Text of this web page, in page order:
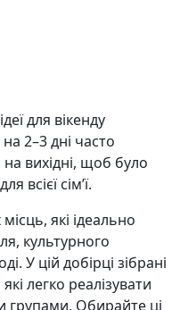
2–3 дні часто
вихідні, щоб було
всієї сім’ї.
які ідеально
культурного
У цій добірці зібрані
які легко реалізувати
групами. Обирайте ці